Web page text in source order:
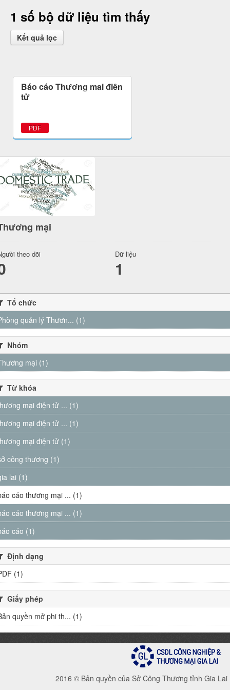
1 số bộ dữ liệu tìm thấy
Kết quả lọc
Báo cáo Thương mại điện
tử
PDF
mại
theo dõi Dữ liệu
1
Tổ chức
quản lý Thươn... (1)
Nhóm
mại (1)
Từ khóa
mại điện tử ... (1)
mại điện tử ... (1)
mại điện tử (1)
công thương (1)
lai (1)
cáo thương mại ... (1)
cáo thương mại ... (1)
cáo (1)
Định dạng
(1)
Giấy phép
quyền mở phi th... (1)
2016 © Bản quyền của Sở Công Thương tỉnh Gia Lai